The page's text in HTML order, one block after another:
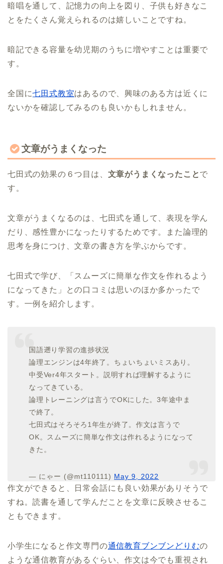
暗唱を通して、記憶力の向上を図り、子供も好きなこ
とをたくさん覚えられるのは嬉しいことですね。
暗記できる容量を幼児期のうちに増やすことは重要で
す。
全国に七田式教室はあるので、興味のある方は近くに
ないかを確認してみるのも良いかもしれません。
文章がうまくなった
七田式の効果の６つ目は、 文章がうまくなったことで
す。
文章がうまくなるのは、七田式を通して、表現を学ん
だり、感性豊かになったりするためです。また論理的
思考を身につけ、文章の書き方を学ぶからです。
七田式で学び、「スムーズに簡単な作文を作れるよう
になってきた」との口コミは思いのほか多かったで
す。一例を紹介します。
国語遡り学習の進捗状況
論理エンジンは4年終了。ちょいちょいミスあり。
中受Ver4年スタート。説明すれば理解するように
なってきている。
論理トレーニングは言うでOKにした。3年途中ま
で終了。
七田式はそろそろ1年生が終了。作文は言うで
OK。スムーズに簡単な作文は作れるようになって
きた。
— にゃー (@mt110111) May 9, 2022
作文ができると、日常会話にも良い効果がありそうで
すね。読書を通して学んだことを文章に反映させるこ
ともできます。
小学生になると作文専門の通信教育ブンブンどりむの
ような通信教育があるぐらい、作文は今でも重視され